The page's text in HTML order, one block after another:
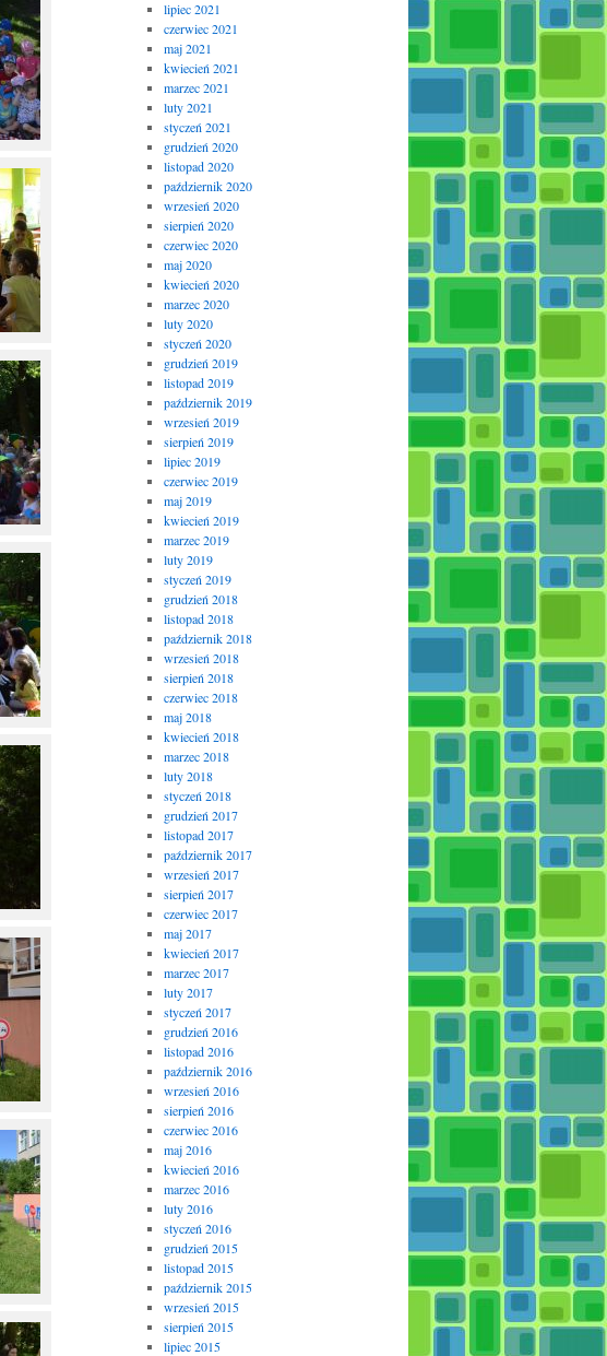
lipiec 2021
czerwiec 2021
maj 2021
kwiecień 2021
marzec 2021
luty 2021
styczeń 2021
grudzień 2020
listopad 2020
październik 2020
wrzesień 2020
sierpień 2020
czerwiec 2020
maj 2020
kwiecień 2020
marzec 2020
luty 2020
styczeń 2020
grudzień 2019
listopad 2019
październik 2019
wrzesień 2019
sierpień 2019
lipiec 2019
czerwiec 2019
maj 2019
kwiecień 2019
marzec 2019
luty 2019
styczeń 2019
grudzień 2018
listopad 2018
październik 2018
wrzesień 2018
sierpień 2018
czerwiec 2018
maj 2018
kwiecień 2018
marzec 2018
luty 2018
styczeń 2018
grudzień 2017
listopad 2017
październik 2017
wrzesień 2017
sierpień 2017
czerwiec 2017
maj 2017
kwiecień 2017
marzec 2017
luty 2017
styczeń 2017
grudzień 2016
listopad 2016
październik 2016
wrzesień 2016
sierpień 2016
czerwiec 2016
maj 2016
kwiecień 2016
marzec 2016
luty 2016
styczeń 2016
grudzień 2015
listopad 2015
październik 2015
wrzesień 2015
sierpień 2015
lipiec 2015